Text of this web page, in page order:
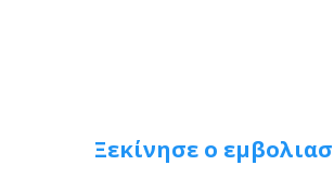
Ξεκίνησε ο